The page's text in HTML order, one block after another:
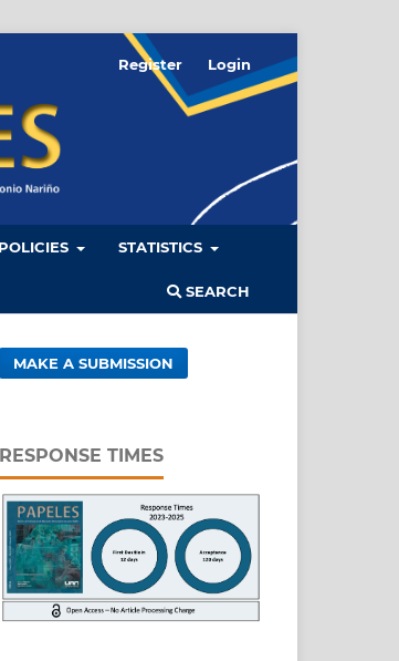
STATISTICS
SEARCH
Register Login
MAKE A SUBMISSION
RESPONSE TIMES